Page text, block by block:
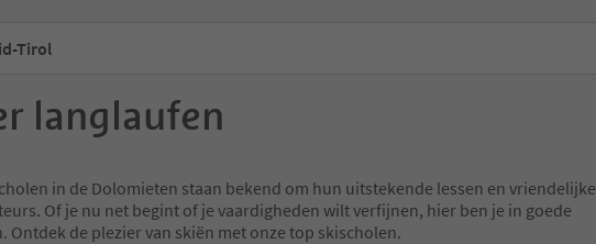
Tirol
langlaufen
in de Dolomieten staan bekend om hun uitstekende lessen en vriendelijke
Of je nu net begint of je vaardigheden wilt verfijnen, hier ben je in goede
Ontdek de plezier van skiën met onze top skischolen.